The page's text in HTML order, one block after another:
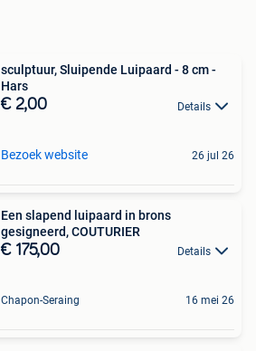
sculptuur, Sluipende Luipaard - 8 cm -
Hars
€ 2,00 Details
Bezoek website 26 jul 26
Een slapend luipaard in brons
gesigneerd, COUTURIER
€ 175,00 Details
Chapon-Seraing 16 mei 26